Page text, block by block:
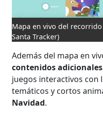
Mapa en vivo del
Santa Tracker)
Además del mapa en
contenidos adicionales
juegos interactivos con
temáticos y cortos
Navidad.